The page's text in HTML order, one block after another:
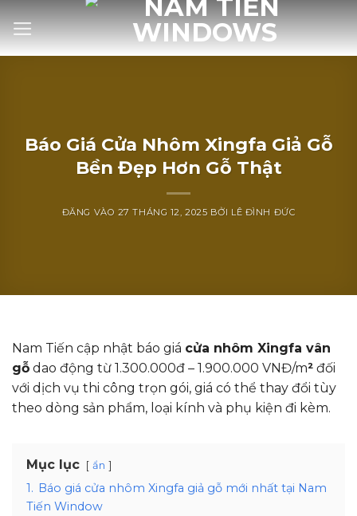
qua
nội
Báo Giá Cửa Nhôm Xingfa Giả Gỗ
Bền Đẹp Hơn Gỗ Thật
ĐĂNG VÀO 27 THÁNG 12, 2025 BỞI LÊ ĐÌNH ĐỨC
Nam Tiến cập nhật báo giá cửa nhôm Xingfa vân
gỗ dao động từ 1.300.000đ – 1.900.000 VNĐ/m² đối
với dịch vụ thi công trọn gói, giá có thể thay đổi tùy
theo dòng sản phẩm, loại kính và phụ kiện đi kèm.
Mục lục ẩn
1. Báo giá cửa nhôm Xingfa giả gỗ mới nhất tại Nam
Tiến Window